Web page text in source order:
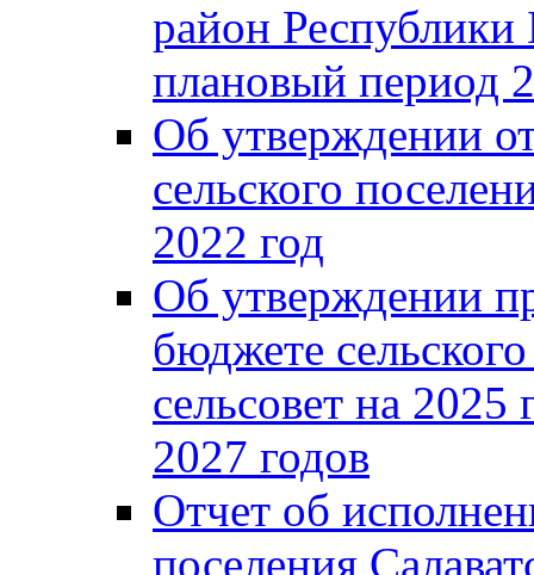
район Республики
плановый период
Об утверждении
сельского
2022 год
Об утверждении
бюджете
сельсовет на
2027 годов
Отчет об
поселения